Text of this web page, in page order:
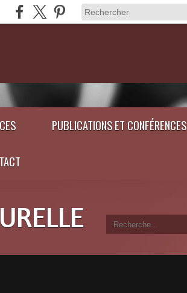
PUBLICATIONS ET CONFÉRENCES